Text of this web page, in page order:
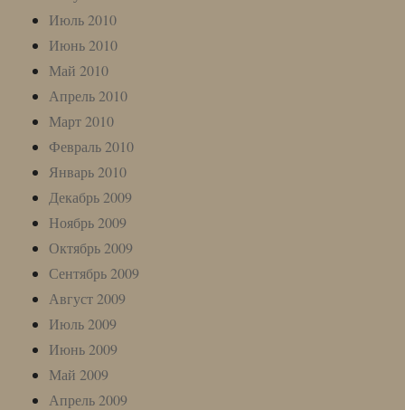
Июль 2010
Июнь 2010
Май 2010
Апрель 2010
Март 2010
Февраль 2010
Январь 2010
Декабрь 2009
Ноябрь 2009
Октябрь 2009
Сентябрь 2009
Август 2009
Июль 2009
Июнь 2009
Май 2009
Апрель 2009